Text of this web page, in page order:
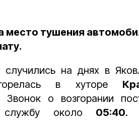
место тушения
случились на днях в
в хуторе
Звонок о возгорании
службу около 05:40.